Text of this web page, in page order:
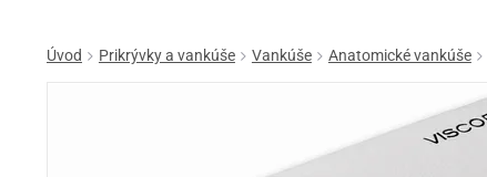
Úvod Prikrývky a vankúše Vankúše Anatomické vankúše